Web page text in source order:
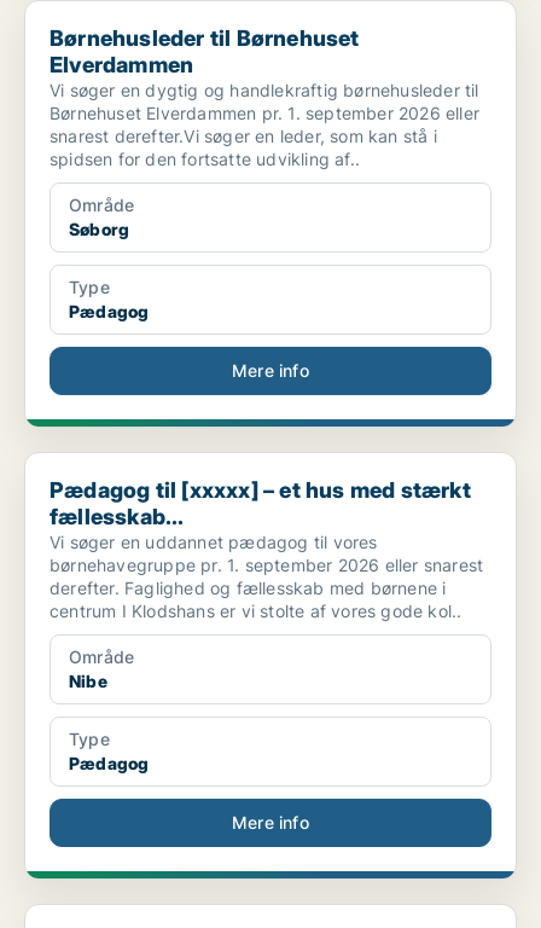
Børnehusleder til Børnehuset Elverdammen
Børnehusleder til Børnehuset
Elverdammen
Vi søger en dygtig og handlekraftig børnehusleder til
Børnehuset Elverdammen pr. 1. september 2026 eller
snarest derefter.Vi søger en leder, som kan stå i
spidsen for den fortsatte udvikling af..
Område
Søborg
Type
Pædagog
Mere info
Pædagog til [xxxxx] – et hus med stærkt fællesskab...
Pædagog til [xxxxx] – et hus med stærkt
fællesskab...
Vi søger en uddannet pædagog til vores
børnehavegruppe pr. 1. september 2026 eller snarest
derefter. Faglighed og fællesskab med børnene i
centrum I Klodshans er vi stolte af vores gode kol..
Område
Nibe
Type
Pædagog
Mere info
Vikarstilling: Pædagog til barselsvikariat - Gl. K...